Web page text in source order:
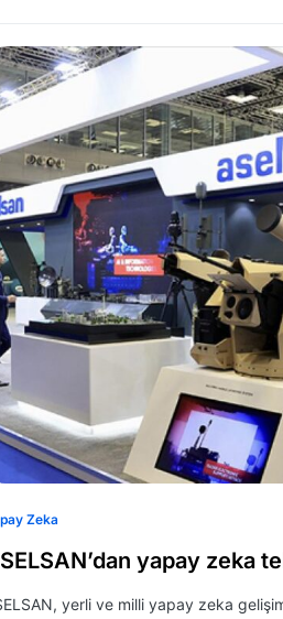
Zeka
yapay zeka
yerli ve milli yapay zeka